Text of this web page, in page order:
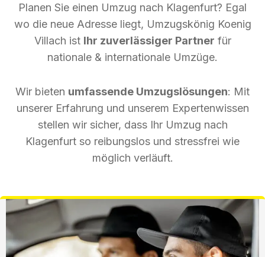
Planen Sie einen Umzug nach Klagenfurt? Egal
wo die neue Adresse liegt, Umzugskönig Koenig
Villach ist Ihr zuverlässiger Partner für
nationale & internationale Umzüge.
Wir bieten umfassende Umzugslösungen: Mit
unserer Erfahrung und unserem Expertenwissen
stellen wir sicher, dass Ihr Umzug nach
Klagenfurt so reibungslos und stressfrei wie
möglich verläuft.